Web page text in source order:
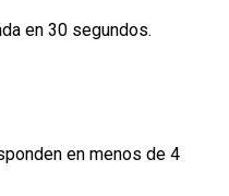
en 30 segundos.
en menos de 4